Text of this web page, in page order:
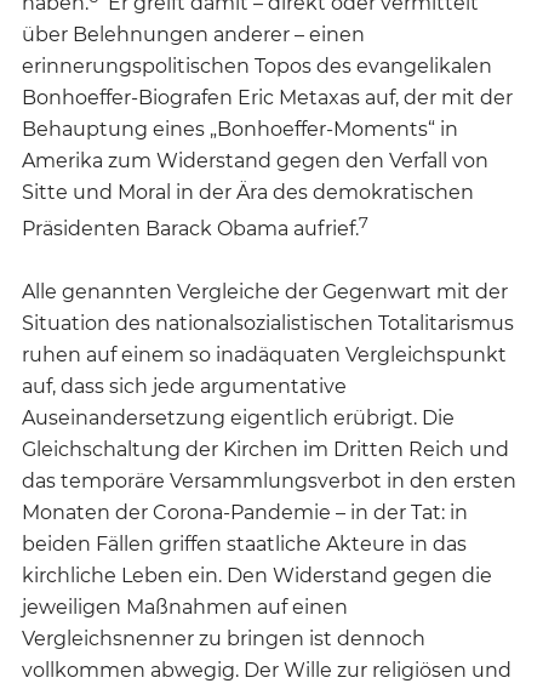
über Belehnungen anderer – einen
erinnerungspolitischen Topos des evangelikalen
Bonhoeffer-Biografen Eric Metaxas auf, der mit der
Behauptung eines „Bonhoeffer-Moments“ in
Amerika zum Widerstand gegen den Verfall von
Sitte und Moral in der Ära des demokratischen
Präsidenten Barack Obama aufrief.7
Alle genannten Vergleiche der Gegenwart mit der
Situation des nationalsozialistischen Totalitarismus
ruhen auf einem so inadäquaten Vergleichspunkt
auf, dass sich jede argumentative
Auseinandersetzung eigentlich erübrigt. Die
Gleichschaltung der Kirchen im Dritten Reich und
das temporäre Versammlungsverbot in den ersten
Monaten der Corona-Pandemie – in der Tat: in
beiden Fällen griffen staatliche Akteure in das
kirchliche Leben ein. Den Widerstand gegen die
jeweiligen Maßnahmen auf einen
Vergleichsnenner zu bringen ist dennoch
vollkommen abwegig. Der Wille zur religiösen und